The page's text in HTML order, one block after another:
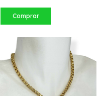
Comprar